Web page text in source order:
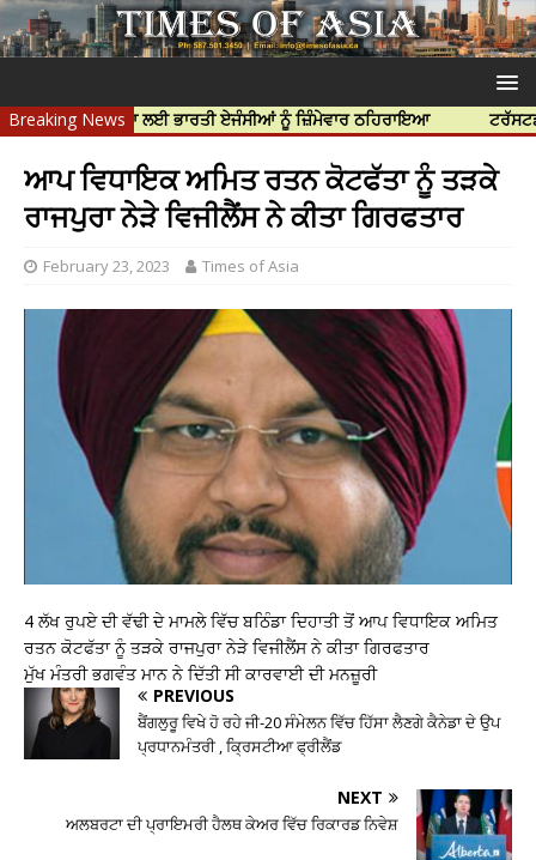
Breaking News
ਹੱਤਿਆ ਲਈ ਭਾਰਤੀ ਏਜੰਸੀਆਂ ਨੂੰ ਜ਼ਿੰਮੇਵਾਰ ਠਹਿਰਾਇਆ ਟਰੱਸਟਡ
ਆਪ ਵਿਧਾਇਕ ਅਮਿਤ ਰਤਨ ਕੋਟਫੱਤਾ ਨੂੰ ਤੜਕੇ
ਰਾਜਪੁਰਾ ਨੇੜੇ ਵਿਜੀਲੈਂਸ ਨੇ ਕੀਤਾ ਗਿਰਫਤਾਰ
February 23, 2023 Times of Asia
4 ਲੱਖ ਰੁਪਏ ਦੀ ਵੱਢੀ ਦੇ ਮਾਮਲੇ ਵਿੱਚ ਬਠਿੰਡਾ ਦਿਹਾਤੀ ਤੋਂ ਆਪ ਵਿਧਾਇਕ ਅਮਿਤ
ਰਤਨ ਕੋਟਫੱਤਾ ਨੂੰ ਤੜਕੇ ਰਾਜਪੁਰਾ ਨੇੜੇ ਵਿਜੀਲੈਂਸ ਨੇ ਕੀਤਾ ਗਿਰਫਤਾਰ
ਮੁੱਖ ਮੰਤਰੀ ਭਗਵੰਤ ਮਾਨ ਨੇ ਦਿੱਤੀ ਸੀ ਕਾਰਵਾਈ ਦੀ ਮਨਜ਼ੂਰੀ
PREVIOUS
ਬੈਂਗਲੁਰੂ ਵਿਖੇ ਹੋ ਰਹੇ ਜੀ-20 ਸੰਮੇਲਨ ਵਿੱਚ ਹਿੱਸਾ ਲੈਣਗੇ ਕੈਨੇਡਾ ਦੇ ਉਪ
ਪ੍ਰਧਾਨਮੰਤਰੀ , ਕ੍ਰਿਸਟੀਆ ਫ੍ਰੀਲੈਂਡ
NEXT
ਅਲਬਰਟਾ ਦੀ ਪ੍ਰਾਇਮਰੀ ਹੈਲਥ ਕੇਅਰ ਵਿੱਚ ਰਿਕਾਰਡ ਨਿਵੇਸ਼